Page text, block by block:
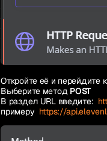
Откройте её и перейдите
Выберите метод POST
В раздел URL введите:
примеру https://